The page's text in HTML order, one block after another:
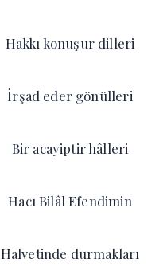
Hakkı konuşur dilleri
İrşad eder gönülleri
Bir acayiptir hâlleri
Hacı Bilâl Efendimin
Halvetinde durmakları